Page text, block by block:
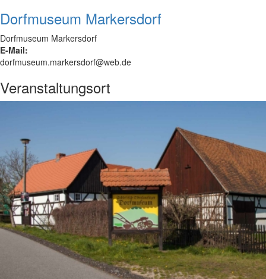
Dorfmuseum Markersdorf
Dorfmuseum Markersdorf
E-Mail:
dorfmuseum.markersdorf@web.de
Veranstaltungsort